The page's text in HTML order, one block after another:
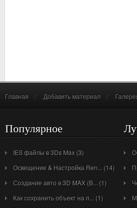
Главная Добавить материал
Популярное
IES файлы в 3Ds Max (3)
Освещение & Настройка Ren... (14)
Создание авто в 3D MAX (B... (1)
Как сохранить объект на п... (1)